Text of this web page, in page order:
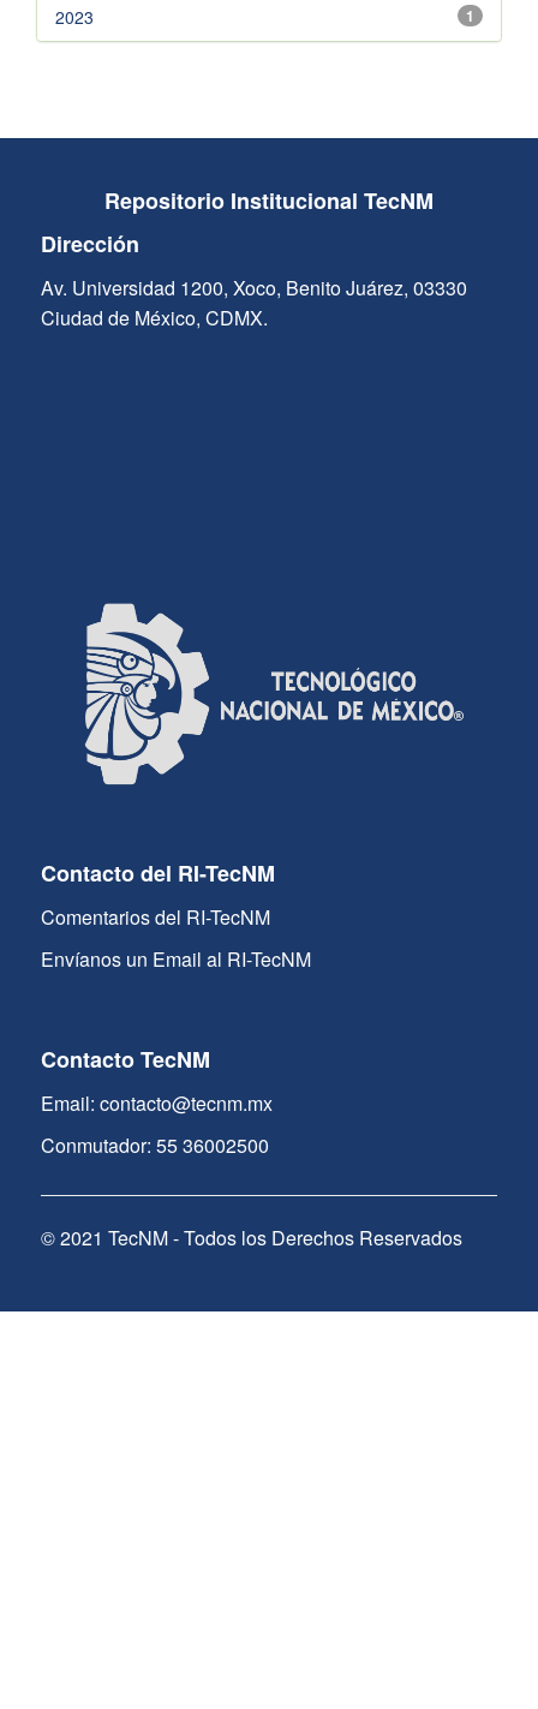
1
2023
Repositorio Institucional TecNM
Dirección
Av. Universidad 1200, Xoco, Benito Juárez, 03330
Ciudad de México, CDMX.
Contacto del RI-TecNM
Comentarios del RI-TecNM
Envíanos un Email al RI-TecNM
Contacto TecNM
Email: contacto@tecnm.mx
Conmutador: 55 36002500
© 2021 TecNM - Todos los Derechos Reservados